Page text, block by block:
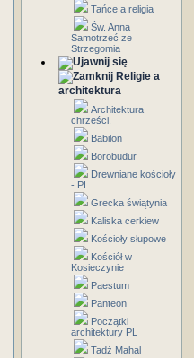
Tańce a religia
Św. Anna
Samotrzeć ze
Strzegomia
Religie a
architektura
Architektura
chrześci.
Babilon
Borobudur
Drewniane kościoły
- PL
Grecka świątynia
Kaliska cerkiew
Kościoły słupowe
Kościół w
Kosieczynie
Paestum
Panteon
Początki
architektury PL
Tadż Mahal